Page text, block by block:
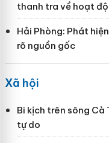
thanh tra về hoạt
Hải Phòng: Phát
rõ nguồn gốc
Xã hội
Bi kịch trên sông
tự do